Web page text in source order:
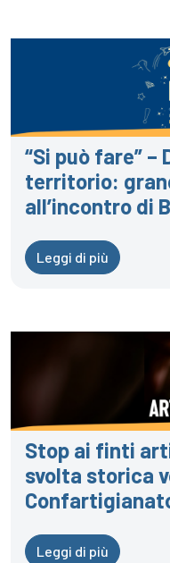
“Si può fare” –
territorio:
all’incontro di
Leggi di più
Stop ai finti
svolta storica
Leggi di più